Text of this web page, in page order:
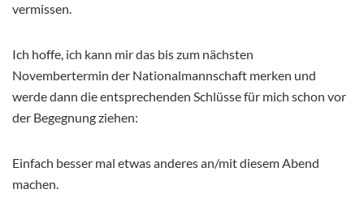
vermissen.
Ich hoffe, ich kann mir das bis zum nächsten
Novembertermin der Nationalmannschaft merken und
werde dann die entsprechenden Schlüsse für mich schon vor
der Begegnung ziehen:
Einfach besser mal etwas anderes an/mit diesem Abend
machen.